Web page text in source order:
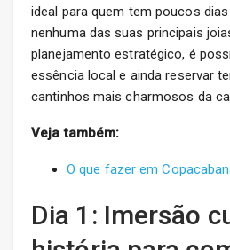
ideal para quem tem poucos
nenhuma das suas principais
planejamento estratégico, é
essência local e ainda reservar
cantinhos mais charmosos da
Veja também:
O que fazer em
Dia 1: Imersão